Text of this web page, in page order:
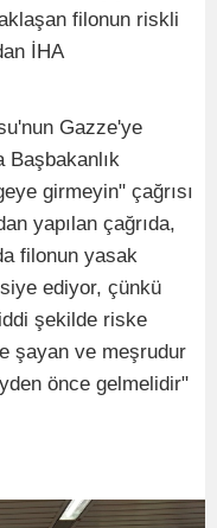
filonun riskli
İHA
Gazze'ye
Başbakanlık
girmeyin" çağrısı
yapılan çağrıda,
filonun yasak
ediyor, çünkü
şekilde riske
şayan ve meşrudur
önce gelmelidir"